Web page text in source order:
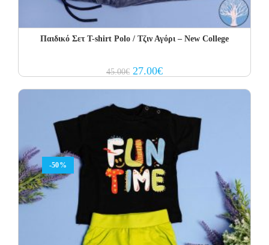
Παιδικό Σετ Τ-shirt Polo / Τζιν Αγόρι – New College
45.00€ Original
price
27.00€Current
price
-50%